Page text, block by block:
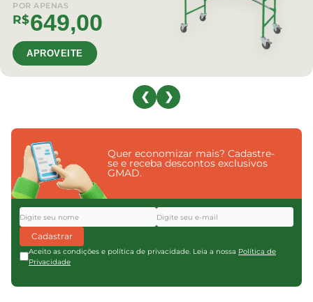
POR APENAS
R$649,00
APROVEITE
❮ ❯
Quer economizar mais? Cadastre-
se e receba descontos exclusivos
GMAD.
Cadastrar
Aceito as condições e política de privacidade. Leia a nossa Política de
Privacidade